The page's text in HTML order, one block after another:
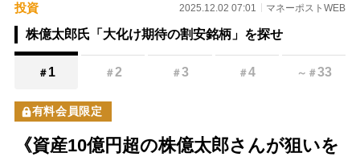
投資 2025.12.02 07:01 マネーポストWEB
株億太郎氏「大化け期待の割安銘柄」を探せ
＃ 1 ＃2 ＃3 ＃4 ～ ＃33
有料会員限定
《資産10億円超の株億太郎さんが狙いを